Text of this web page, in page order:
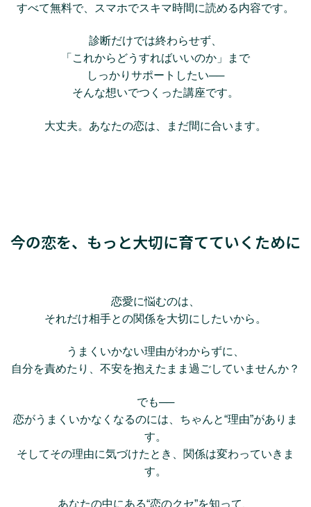
すべて無料で、スマホでスキマ時間に読める内容です。
診断だけでは終わらせず、
「これからどうすればいいのか」まで
しっかりサポートしたい──
そんな想いでつくった講座です。
大丈夫。あなたの恋は、まだ間に合います。
今の恋を、もっと大切に育てていくために
恋愛に悩むのは、
それだけ相手との関係を大切にしたいから。
うまくいかない理由がわからずに、
自分を責めたり、不安を抱えたまま過ごしていませんか？
でも──
恋がうまくいかなくなるのには、ちゃんと“理由”がありま
す。
そしてその理由に気づけたとき、関係は変わっていきま
す。
あなたの中にある“恋のクセ”を知って、